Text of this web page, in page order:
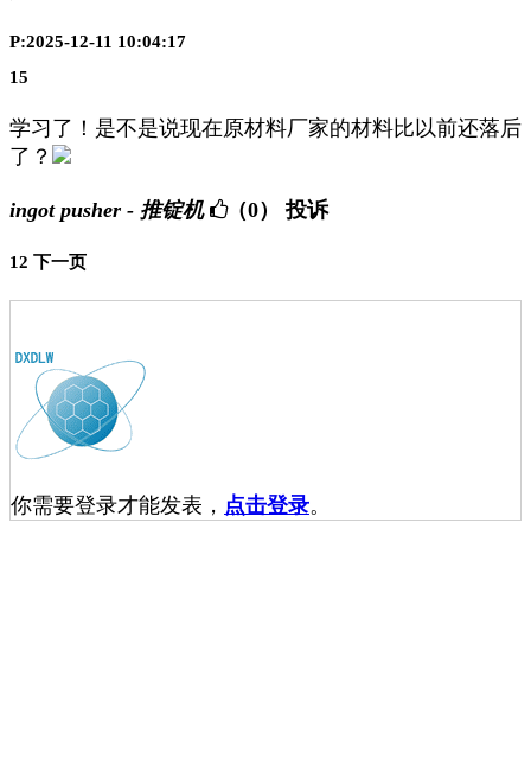
P:2025-12-11 10:04:17
15
学习了！是不是说现在原材料厂家的材料比以前还落后
了？
ingot pusher - 推锭机 （0） 投诉
12 下一页
你需要登录才能发表， 点击登录。